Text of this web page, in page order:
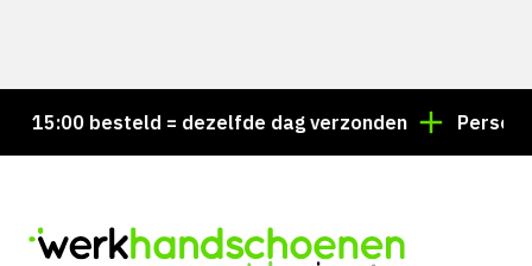
15:00 besteld = dezelfde dag verzonden